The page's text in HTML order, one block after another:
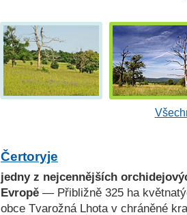
Čertoryje
jedny z nejcennějších
Evropě — Přibližně 325 ha
obce Tvarožná Lhota v chráněné